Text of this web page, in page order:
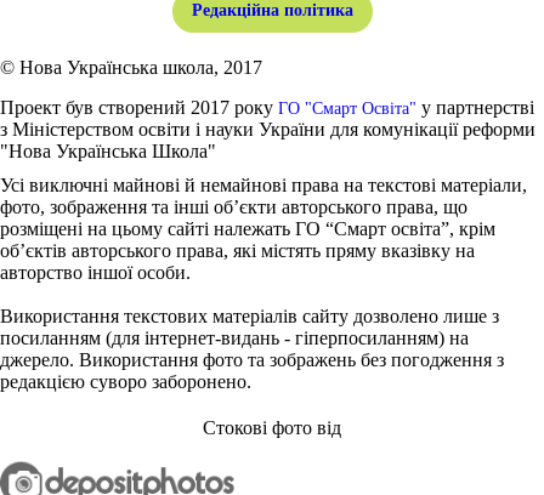
Редакційна політика
© Нова Українська школа, 2017
Проект був створений 2017 року ГО "Смарт Освіта" у партнерстві
з Міністерством освіти і науки України для комунікації реформи
"Нова Українська Школа"
Усі виключні майнові й немайнові права на текстові матеріали,
фото, зображення та інші об’єкти авторського права, що
розміщені на цьому сайті належать ГО “Смарт освіта”, крім
об’єктів авторського права, які містять пряму вказівку на
авторство іншої особи.
Використання текстових матеріалів сайту дозволено лише з
посиланням (для інтернет-видань - гіперпосиланням) на
джерело. Використання фото та зображень без погодження з
редакцією суворо заборонено.
Стокові фото від